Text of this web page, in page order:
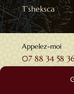
T’sheksca
Appelez-moi
07 88 34 58